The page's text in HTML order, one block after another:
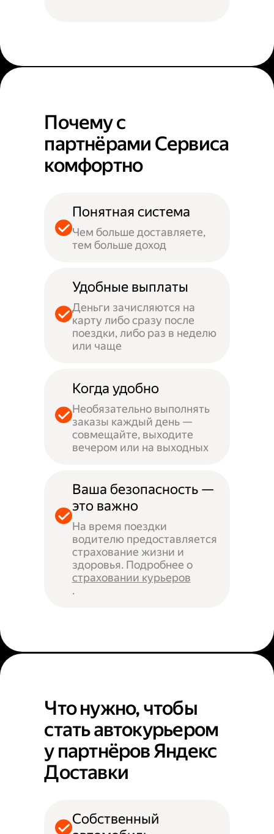
Почему с
партнёрами Сервиса
комфортно
Понятная система
Чем больше доставляете,
тем больше доход
Удобные выплаты
Деньги зачисляются на
карту либо сразу после
поездки, либо раз в неделю
или чаще
Когда удобно
Необязательно выполнять
заказы каждый день —
совмещайте, выходите
вечером или на выходных
Ваша безопасность —
это важно
На время поездки
водителю предоставляется
страхование жизни и
здоровья. Подробнее о
страховании курьеров
.
Что нужно, чтобы
стать автокурьером
у партнёров Яндекс
Доставки
Собственный